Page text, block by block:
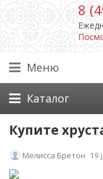
8
Меню
Каталог
Купите
Мелисса Бретон 19